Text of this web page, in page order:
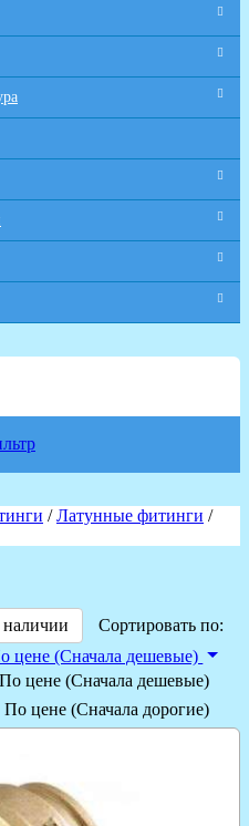
/Латунные фитинги /
Сортировать по:
цене (Сначала дешевые)
По цене (Сначала дешевые)
По цене (Сначала дорогие)